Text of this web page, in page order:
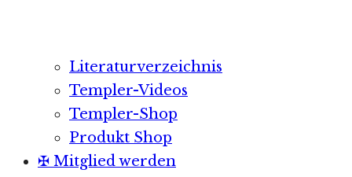
Literaturverzeichnis
Templer-Videos
Templer-Shop
Produkt Shop
✠ Mitglied werden